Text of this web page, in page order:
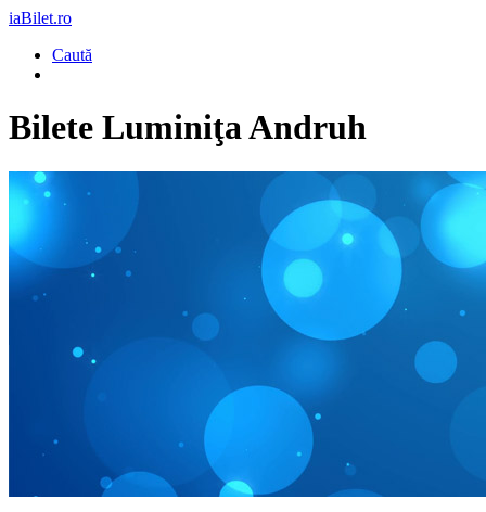
iaBilet.ro
Caută
Bilete Luminiţa Andruh